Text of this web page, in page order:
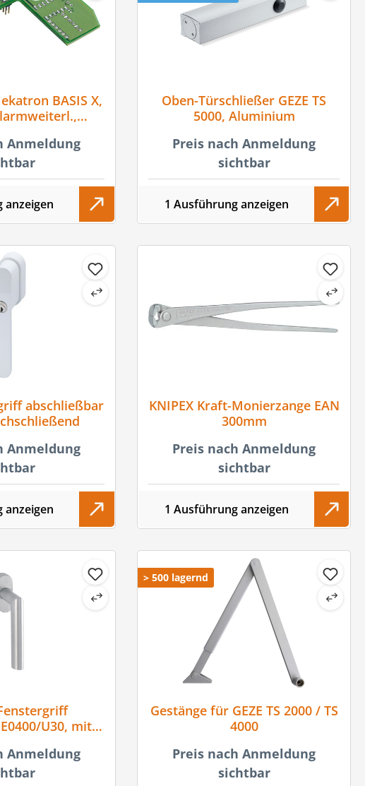
BASIS X,
Anmeldung
anzeigen
Oben-Türschließer GEZE TS
5000, Aluminium
Preis nach Anmeldung
sichtbar
1 Ausführung anzeigen
abschließbar
Anmeldung
anzeigen
KNIPEX Kraft-Monierzange EAN
300mm
Preis nach Anmeldung
sichtbar
1 Ausführung anzeigen
U30, mit
Anmeldung
> 500 lagernd
Gestänge für GEZE TS 2000 / TS
4000
Preis nach Anmeldung
sichtbar